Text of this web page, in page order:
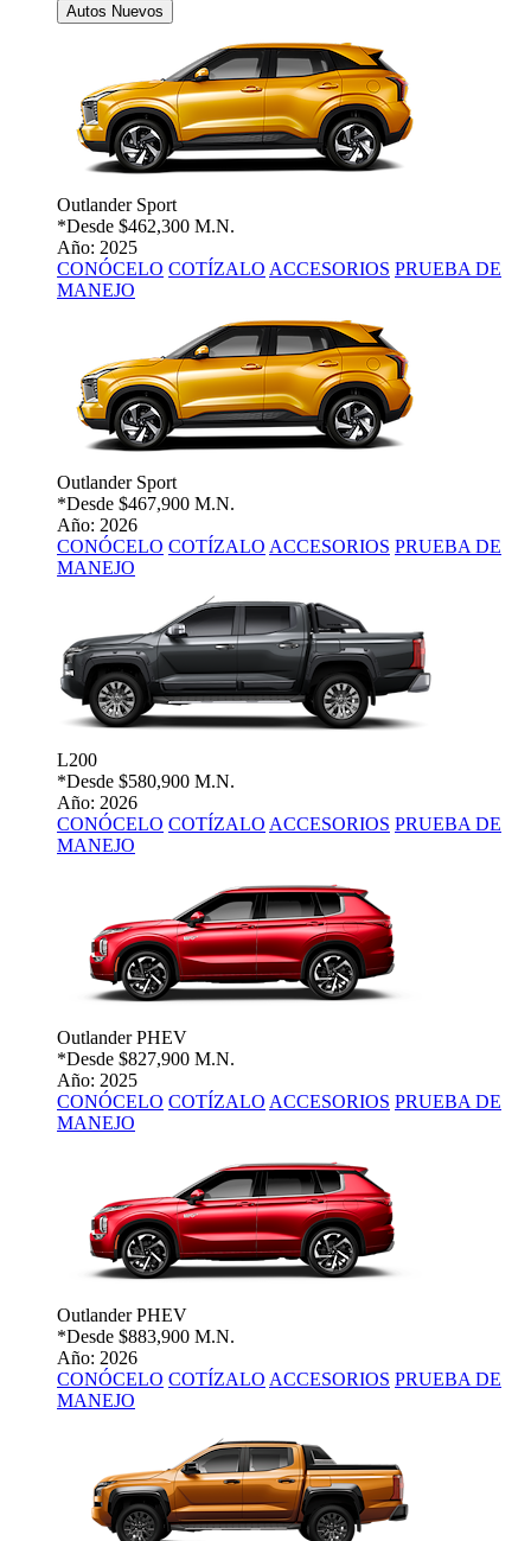
Autos Nuevos
Outlander Sport
*Desde $462,300 M.N.
Año: 2025
CONÓCELO COTÍZALO ACCESORIOS PRUEBA DE
MANEJO
Outlander Sport
*Desde $467,900 M.N.
Año: 2026
CONÓCELO COTÍZALO ACCESORIOS PRUEBA DE
MANEJO
L200
*Desde $580,900 M.N.
Año: 2026
CONÓCELO COTÍZALO ACCESORIOS PRUEBA DE
MANEJO
Outlander PHEV
*Desde $827,900 M.N.
Año: 2025
CONÓCELO COTÍZALO ACCESORIOS PRUEBA DE
MANEJO
Outlander PHEV
*Desde $883,900 M.N.
Año: 2026
CONÓCELO COTÍZALO ACCESORIOS PRUEBA DE
MANEJO